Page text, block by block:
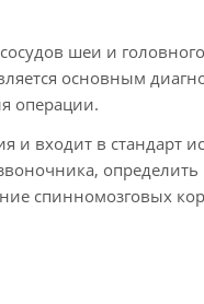
шеи и
основным
операции.
и входит в стандарт
спинномозговых